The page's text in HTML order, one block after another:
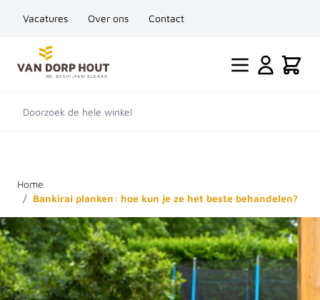
Vacatures Over ons Contact
Ga naar de inhoud
Cart
Doorzoek de hele winkel
Home
/ Bankirai planken: hoe kun je ze het beste behandelen?